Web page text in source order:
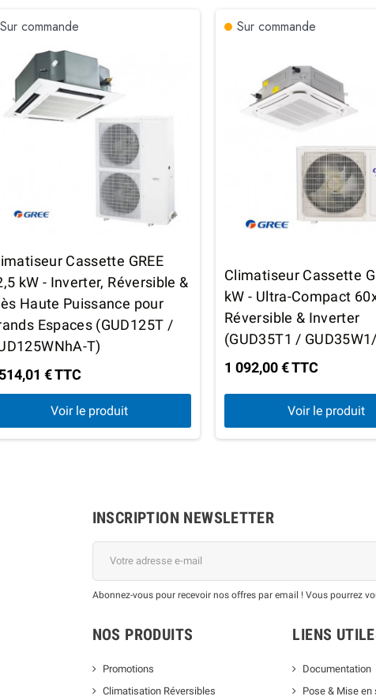
Sur commande
Cassette GREE
kW - Inverter, Réversible &
Haute Puissance pour
Espaces (GUD125T /
T)
€ TTC
Voir le produit
Sur commande
Climatiseur Cassette
kW - Ultra-Compact
Réversible & Inverter
(GUD35T1 /
1 092,00 € TTC
Voir le produit
INSCRIPTION NEWSLETTER
Abonnez-vous pour recevoir nos offres par email ! Vous pourrez
NOS PRODUITS
Promotions
Climatisation Réversibles
LIENS
Documentation
Pose & Mise en